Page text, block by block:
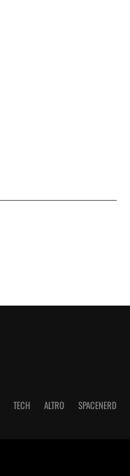
TECH ALTRO SPACENERD